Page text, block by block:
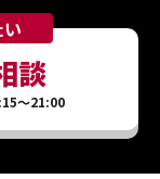
談
～21:00